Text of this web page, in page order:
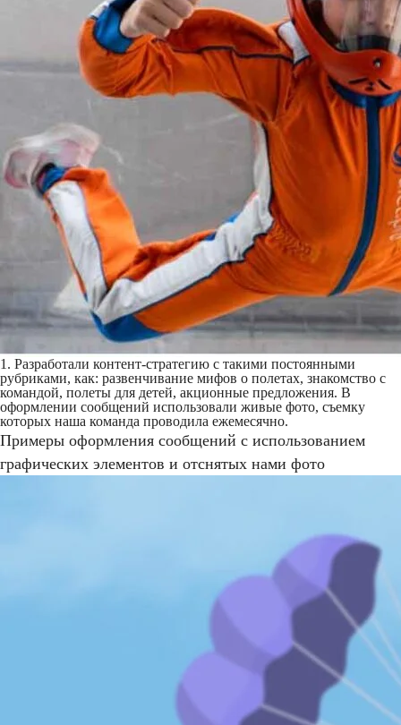
1. Разработали контент-стратегию с такими постоянными
рубриками, как: развенчивание мифов о полетах, знакомство с
командой, полеты для детей, акционные предложения. В
оформлении сообщений использовали живые фото, съемку
которых наша команда проводила ежемесячно.
Примеры оформления сообщений с использованием
графических элементов и отснятых нами фото